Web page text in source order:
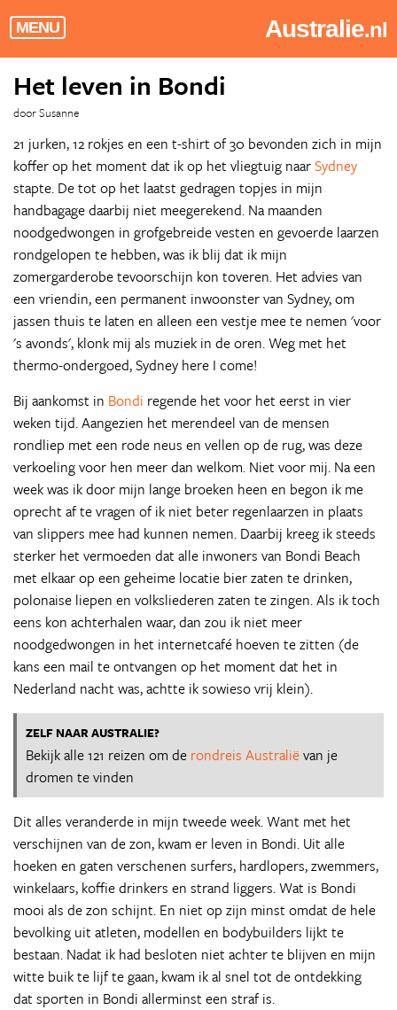
MENU Australie.nl
Het leven in Bondi
door Susanne
21 jurken, 12 rokjes en een t-shirt of 30 bevonden zich in mijn
koffer op het moment dat ik op het vliegtuig naarSydney
stapte. De tot op het laatst gedragen topjes in mijn
handbagage daarbij niet meegerekend. Na maanden
noodgedwongen in grofgebreide vesten en gevoerde laarzen
rondgelopen te hebben, was ik blij dat ik mijn
zomergarderobe tevoorschijn kon toveren. Het advies van
een vriendin, een permanent inwoonster van Sydney, om
jassen thuis te laten en alleen een vestje mee te nemen 'voor
's avonds', klonk mij als muziek in de oren. Weg met het
thermo-ondergoed, Sydney here I come!
Bij aankomst in Bondi regende het voor het eerst in vier
weken tijd. Aangezien het merendeel van de mensen
rondliep met een rode neus en vellen op de rug, was deze
verkoeling voor hen meer dan welkom. Niet voor mij. Na een
week was ik door mijn lange broeken heen en begon ik me
oprecht af te vragen of ik niet beter regenlaarzen in plaats
van slippers mee had kunnen nemen. Daarbij kreeg ik steeds
sterker het vermoeden dat alle inwoners van Bondi Beach
met elkaar op een geheime locatie bier zaten te drinken,
polonaise liepen en volksliederen zaten te zingen. Als ik toch
eens kon achterhalen waar, dan zou ik niet meer
noodgedwongen in het internetcafé hoeven te zitten (de
kans een mail te ontvangen op het moment dat het in
Nederland nacht was, achtte ik sowieso vrij klein).
ZELF NAAR AUSTRALIE?
Bekijk alle 121 reizen om de rondreis Australiëvan je
dromen te vinden
Dit alles veranderde in mijn tweede week. Want met het
verschijnen van de zon, kwam er leven in Bondi. Uit alle
hoeken en gaten verschenen surfers, hardlopers, zwemmers,
winkelaars, koffie drinkers en strand liggers. Wat is Bondi
mooi als de zon schijnt. En niet op zijn minst omdat de hele
bevolking uit atleten, modellen en bodybuilders lijkt te
bestaan. Nadat ik had besloten niet achter te blijven en mijn
witte buik te lijf te gaan, kwam ik al snel tot de ontdekking
dat sporten in Bondi allerminst een straf is.